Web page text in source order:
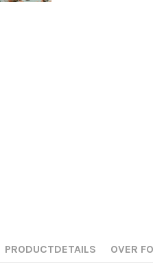
PRODUCTDETAILS OVER